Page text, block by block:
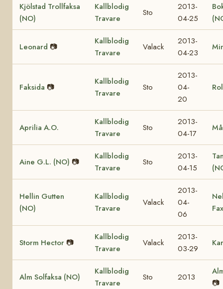
Kjölstad Trollfaksa
(NO)
Kallblodig
Travare
Sto
2013-
04-25
Leonard 📷
Kallblodig
Travare
Valack
2013-
04-23
Faksida 📷
Kallblodig
Travare
Sto
2013-
04-
20
Aprilia A.O.
Kallblodig
Travare
Sto
2013-
04-17
Aine G.L. (NO) 📷
Kallblodig
Travare
Sto
2013-
04-15
Hellin Gutten
(NO)
Kallblodig
Travare
Valack
2013-
04-
06
Storm Hector 📷
Kallblodig
Travare
Valack
2013-
03-29
Alm Solfaksa (NO)
Kallblodig
Travare
Sto 2013
📷